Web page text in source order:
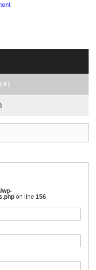
0 )
wp-
on line 156